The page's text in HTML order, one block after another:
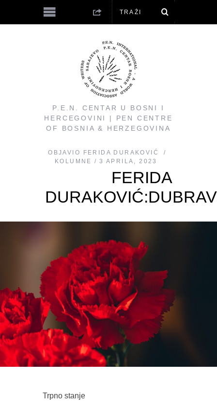
P.E.N. CENTAR U BOSNI I
HERCEGOVINI | PEN CENTRE
OF BOSNIA & HERZEGOVINA
OBJAVIO
FERIDA DURAKOVIĆ
KOLUMNE
3 APRILA, 2023
FERIDA
Trpno stanje